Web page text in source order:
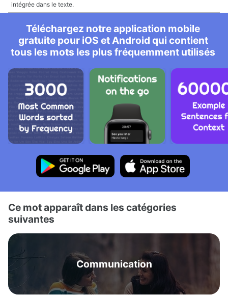
intégrée dans le texte.
Téléchargez notre application mobile
gratuite pour iOS et Android qui contient
tous les mots les plus fréquemment utilisés
Ce mot apparaît dans les catégories
suivantes
Communication